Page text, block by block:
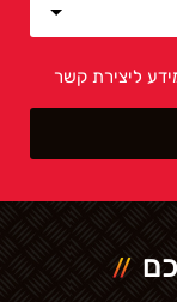
ליצירת קשר